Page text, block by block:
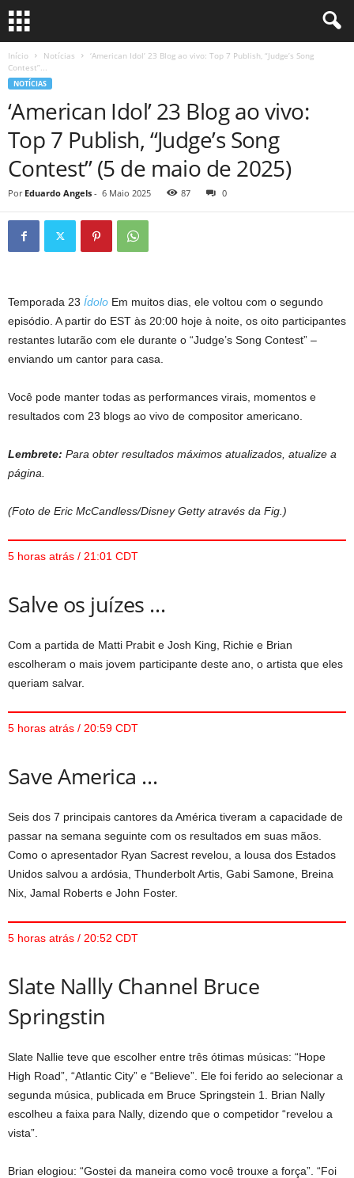
Início Notícias
‘American Idol’ 23 Blog ao vivo: Top 7 Publish, “Judge’s Song
Contest”...
NOTÍCIAS
‘American Idol’ 23 Blog ao vivo:
Top 7 Publish, “Judge’s Song
Contest” (5 de maio de 2025)
Por Eduardo Angels - 6 Maio 2025 87 0
Temporada 23 Ídolo Em muitos dias, ele voltou com o segundo
episódio. A partir do EST às 20:00 hoje à noite, os oito participantes
restantes lutarão com ele durante o “Judge’s Song Contest” –
enviando um cantor para casa.
Você pode manter todas as performances virais, momentos e
resultados com 23 blogs ao vivo de compositor americano.
Lembrete: Para obter resultados máximos atualizados, atualize a
página.
(Foto de Eric McCandless/Disney Getty através da Fig.)
5 horas atrás / 21:01 CDT
Salve os juízes …
Com a partida de Matti Prabit e Josh King, Richie e Brian
escolheram o mais jovem participante deste ano, o artista que eles
queriam salvar.
5 horas atrás / 20:59 CDT
Save America …
Seis dos 7 principais cantores da América tiveram a capacidade de
passar na semana seguinte com os resultados em suas mãos.
Como o apresentador Ryan Sacrest revelou, a lousa dos Estados
Unidos salvou a ardósia, Thunderbolt Artis, Gabi Samone, Breina
Nix, Jamal Roberts e John Foster.
5 horas atrás / 20:52 CDT
Slate Nallly Channel Bruce
Springstin
Slate Nallie teve que escolher entre três ótimas músicas: “Hope
High Road”, “Atlantic City” e “Believe”. Ele foi ferido ao selecionar a
segunda música, publicada em Bruce Springstein 1. Brian Nally
escolheu a faixa para Nally, dizendo que o competidor “revelou a
vista”.
Brian elogiou: “Gostei da maneira como você trouxe a força”. “Foi